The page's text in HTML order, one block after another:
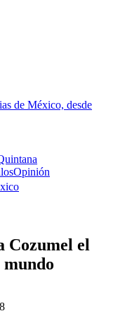
de México, desde
Opinión
Cozumel el